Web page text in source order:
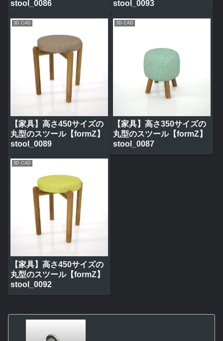
stool_0086
stool_0093
3D CAD
【家具】高さ450サイズの
丸型のスツール【formZ】
stool_0089
3D CAD
【家具】高さ350サイズの
丸型のスツール【formZ】
stool_0087
3D CAD
【家具】高さ450サイズの
丸型のスツール【formZ】
stool_0092